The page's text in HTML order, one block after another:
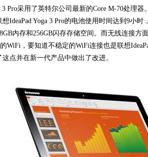
Pro采用了英特尔公司最新的Core M-70处理器
IdeaPad Yoga 3 Pro的电池使用时间达到9小时
内存和256GB闪存存储空间。而无线连接方
WiFi，要知道不稳定的WiFi连接也是联想
点并在新一代产品中做出了改进。